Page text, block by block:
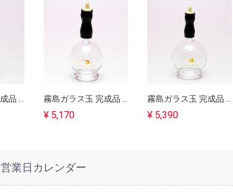
¥ 5,170 ¥ 5,390
営業日カレンダー